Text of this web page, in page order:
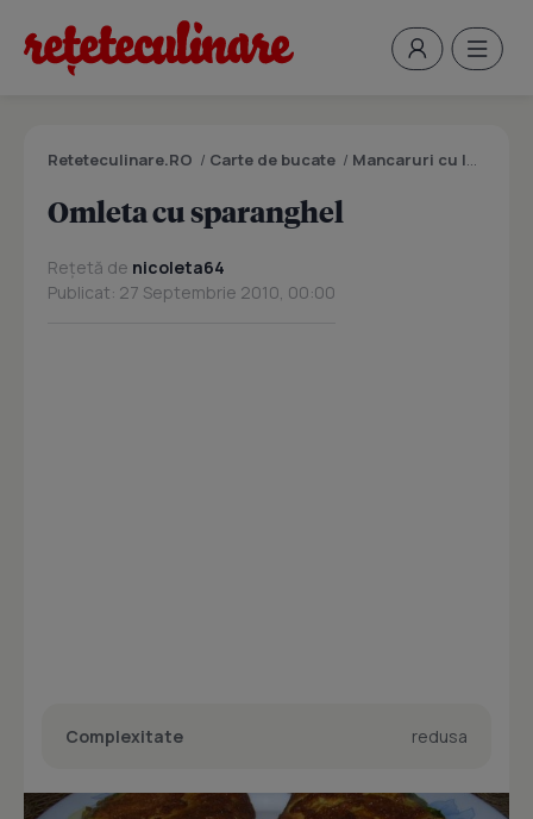
Reteteculinare.RO / Carte de bucate / Mancaruri cu legume si zarzavaturi
Omleta cu sparanghel
Rețetă de nicoleta64
Publicat: 27 Septembrie 2010, 00:00
Complexitate redusa